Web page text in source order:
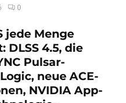
0
jede Menge
4.5, die
Pulsar-
neue ACE-
NVIDIA App-